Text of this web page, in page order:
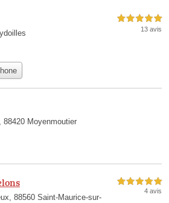
5,0 étoiles sur 5
13 avis
88420 Moyenmoutier
88560 Saint-Maurice-sur-
5,0 étoiles sur 5
4 avis